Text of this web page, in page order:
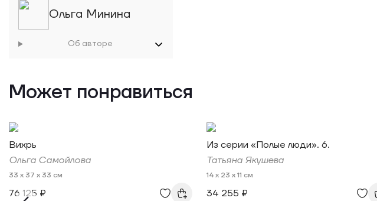
Ольга Минина
Об авторе
Может понравиться
Вихрь
Ольга Самойлова
33 x 37 x 33 см
76 125 ₽
Из серии «Полые люди». 6.
Татьяна Якушева
14 x 23 x 11 см
34 255 ₽